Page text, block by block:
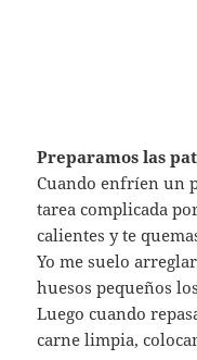
Preparamos las
Cuando enfríen un
tarea complicada
calientes y te
Yo me suelo
huesos pequeños
Luego cuando
carne limpia,